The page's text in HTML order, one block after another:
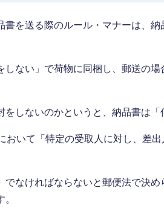
書を送る際のルール・マナーは、
しない」で荷物に同梱し、郵送の
しないのかというと、納品書は「
おいて「特定の受取人に対し、差
でなければならないと郵便法で決